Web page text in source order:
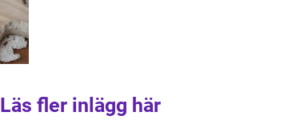
Läs fler inlägg här